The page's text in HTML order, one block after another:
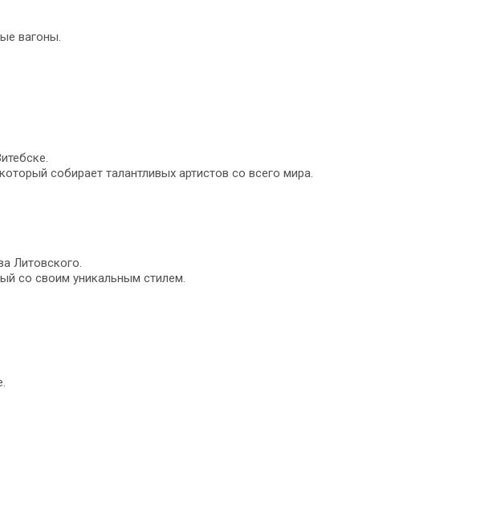
вагоны.
собирает талантливых артистов со всего мира.
Литовского.
со своим уникальным стилем.